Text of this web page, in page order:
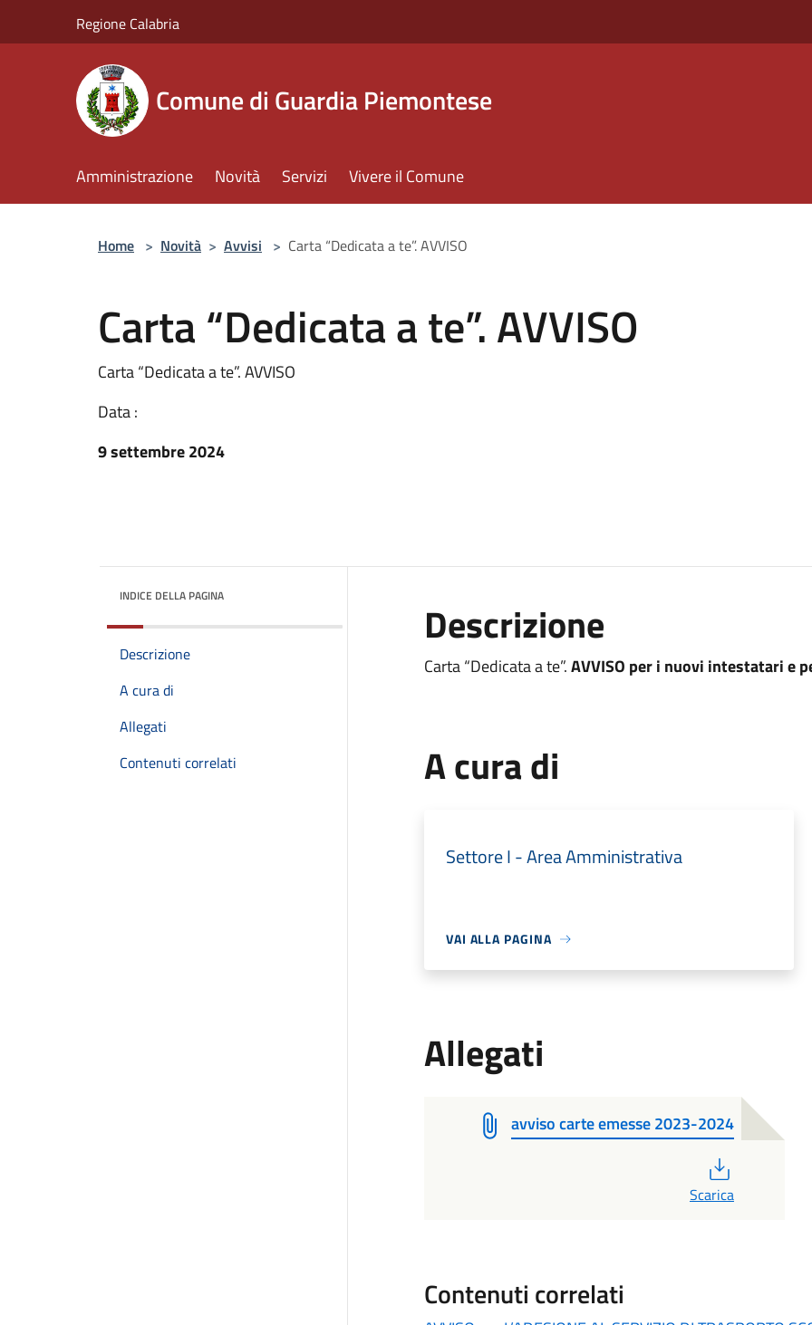
Regione Calabria
Comune di Guardia Piemontese
Amministrazione Novità Servizi Vivere il Comune
Home > Novità > Avvisi > Carta “Dedicata a te”. AVVISO
Carta “Dedicata a te”. AVVISO
Carta “Dedicata a te”. AVVISO
Data :
9 settembre 2024
INDICE DELLA PAGINA
Descrizione
A cura di
Allegati
Contenuti correlati
Descrizione
Carta “Dedicata a te”.AVVISO per i nuovi intestatari e
A cura di
Settore I - Area Amministrativa
VAI ALLA PAGINA
Allegati
avviso carte emesse 2023-2024
Scarica
Contenuti correlati